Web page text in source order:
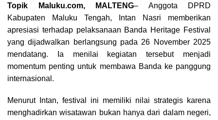
Topik Maluku.com, MALTENG– Anggota DPRD
Kabupaten Maluku Tengah, Intan Nasri memberikan
apresiasi terhadap pelaksanaan Banda Heritage Festival
yang dijadwalkan berlangsung pada 26 November 2025
mendatang. Ia menilai kegiatan tersebut menjadi
momentum penting untuk membawa Banda ke panggung
internasional.
Menurut Intan, festival ini memiliki nilai strategis karena
menghadirkan wisatawan bukan hanya dari dalam negeri,